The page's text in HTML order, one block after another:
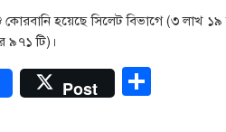
কোরবানি হয়েছে সিলেট বিভাগে (৩ লাখ
৯৭১ টি)।
Post